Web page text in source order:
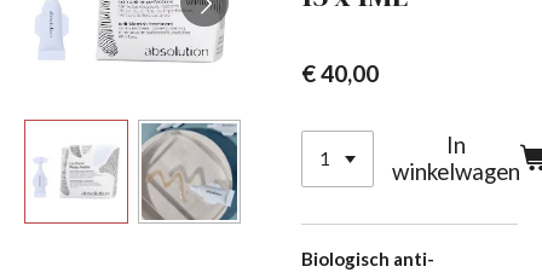
€ 40,00
In
winkelwagen
Biologisch anti-